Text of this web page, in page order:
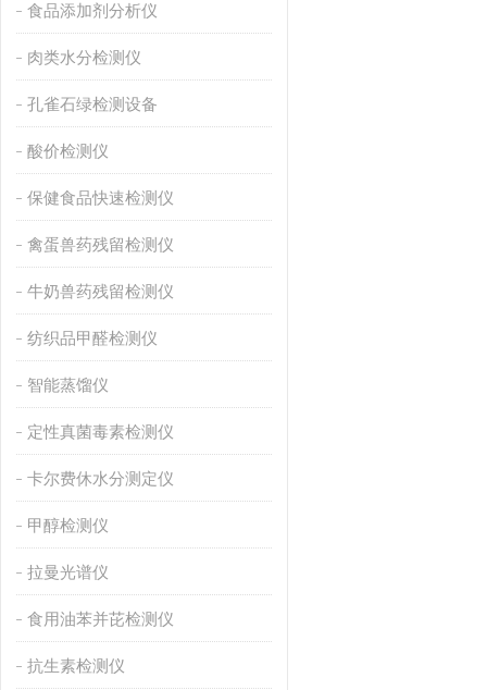
食品添加剂分析仪
肉类水分检测仪
孔雀石绿检测设备
酸价检测仪
保健食品快速检测仪
禽蛋兽药残留检测仪
牛奶兽药残留检测仪
纺织品甲醛检测仪
智能蒸馏仪
定性真菌毒素检测仪
卡尔费休水分测定仪
甲醇检测仪
拉曼光谱仪
食用油苯并芘检测仪
抗生素检测仪